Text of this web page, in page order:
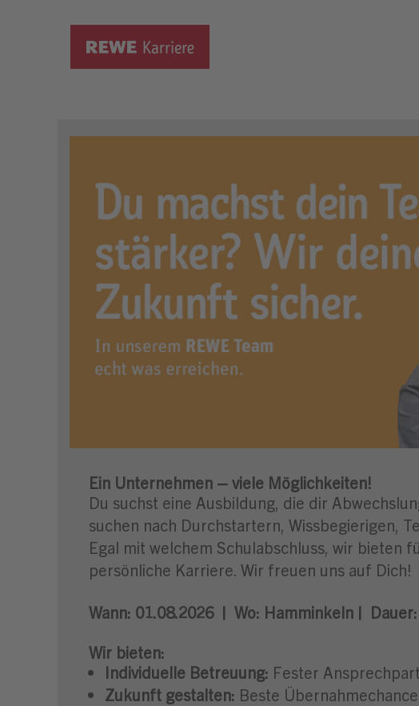
Ausbildung zum Kaufmann im
Ein Unternehmen – viele Möglichkeiten!
Du suchst eine Ausbildung, die dir
suchen nach Durchstartern, Wissbegierigen,
Egal mit welchem Schulabschluss, wir bieten
persönliche Karriere. Wir freuen uns auf Dich!
Wann: 01.08.2026 | Wo: Hamminkeln |
Wir bieten:
Individuelle Betreuung: Fester
Zukunft gestalten: Beste